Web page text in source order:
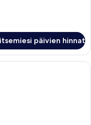
päivien hinnat
hotellihuone, jossa on